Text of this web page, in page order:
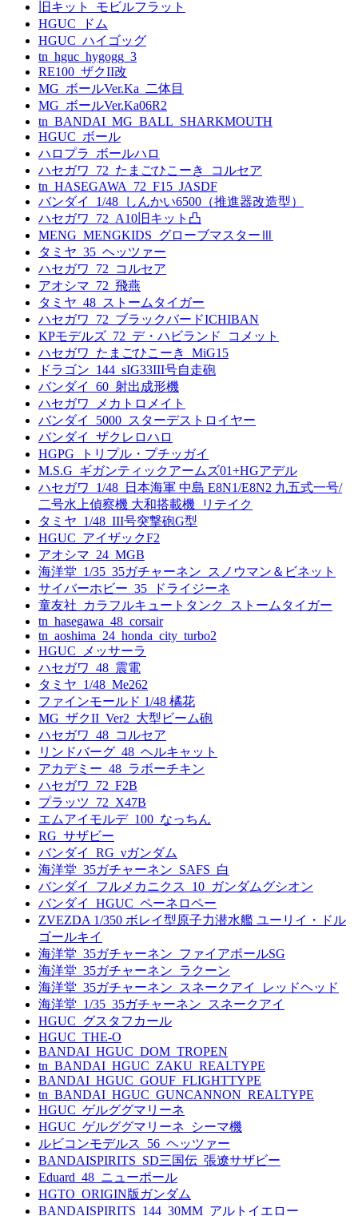
旧キット_モビルフラット
HGUC_ドム
HGUC_ハイゴッグ
tn_hguc_hygogg_3
RE100_ザクII改
MG_ボールVer.Ka_二体目
MG_ボールVer.Ka06R2
tn_BANDAI_MG_BALL_SHARKMOUTH
HGUC_ボール
ハロプラ_ボールハロ
ハセガワ_72_たまごひこーき_コルセア
tn_HASEGAWA_72_F15_JASDF
バンダイ_1/48_しんかい6500（推進器改造型）
ハセガワ_72_A10旧キット凸
MENG_MENGKIDS_グローブマスターⅢ
タミヤ_35_ヘッツァー
ハセガワ_72_コルセア
アオシマ_72_飛燕
タミヤ_48_ストームタイガー
ハセガワ_72_ブラックバードICHIBAN
KPモデルズ_72_デ・ハビランド_コメット
ハセガワ_たまごひこーき_MiG15
ドラゴン_144_sIG33III号自走砲
バンダイ_60_射出成形機
ハセガワ_メカトロメイト
バンダイ_5000_スターデストロイヤー
バンダイ_ザクレロハロ
HGPG_トリプル・プチッガイ
M.S.G_ギガンティックアームズ01+HGアデル
ハセガワ_1/48_日本海軍 中島 E8N1/E8N2 九五式一号/
二号水上偵察機 大和搭載機_リテイク
タミヤ_1/48_III号突撃砲G型
HGUC_アイザックF2
アオシマ_24_MGB
海洋堂_1/35_35ガチャーネン_スノウマン＆ビネット
サイバーホビー_35_ドライジーネ
童友社_カラフルキュートタンク_ストームタイガー
tn_hasegawa_48_corsair
tn_aoshima_24_honda_city_turbo2
HGUC_メッサーラ
ハセガワ_48_震電
タミヤ_1/48_Me262
ファインモールド 1/48 橘花
MG_ザクII_Ver2_大型ビーム砲
ハセガワ_48_コルセア
リンドバーグ_48_ヘルキャット
アカデミー_48_ラボーチキン
ハセガワ_72_F2B
プラッツ_72_X47B
エムアイモルデ_100_なっちん
RG_サザビー
バンダイ_RG_νガンダム
海洋堂_35ガチャーネン_SAFS_白
バンダイ_フルメカニクス_10_ガンダムグシオン
バンダイ_HGUC_ペーネロペー
ZVEZDA 1/350 ボレイ型原子力潜水艦 ユーリイ・ドル
ゴールキイ
海洋堂_35ガチャーネン_ファイアボールSG
海洋堂_35ガチャーネン_ラクーン
海洋堂_35ガチャーネン_スネークアイ_レッドヘッド
海洋堂_1/35_35ガチャーネン_スネークアイ
HGUC_グスタフカール
HGUC_THE-O
BANDAI_HGUC_DOM_TROPEN
tn_BANDAI_HGUC_ZAKU_REALTYPE
BANDAI_HGUC_GOUF_FLIGHTTYPE
tn_BANDAI_HGUC_GUNCANNON_REALTYPE
HGUC_ゲルググマリーネ
HGUC_ゲルググマリーネ_シーマ機
ルビコンモデルス_56_ヘッツァー
BANDAISPIRITS_SD三国伝_張遼サザビー
Eduard_48_ニューポール
HGTO_ORIGIN版ガンダム
BANDAISPIRITS_144_30MM_アルトイエロー